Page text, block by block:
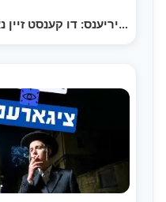
גיבור עקספיריענס: דו קענסט זיין נארמאל | מו"ה אהרן קאטלער